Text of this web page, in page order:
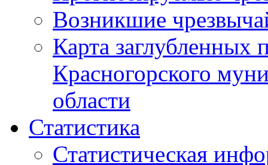
Возникшие
Карта
Красногорского
области
Статистика
Статистическая